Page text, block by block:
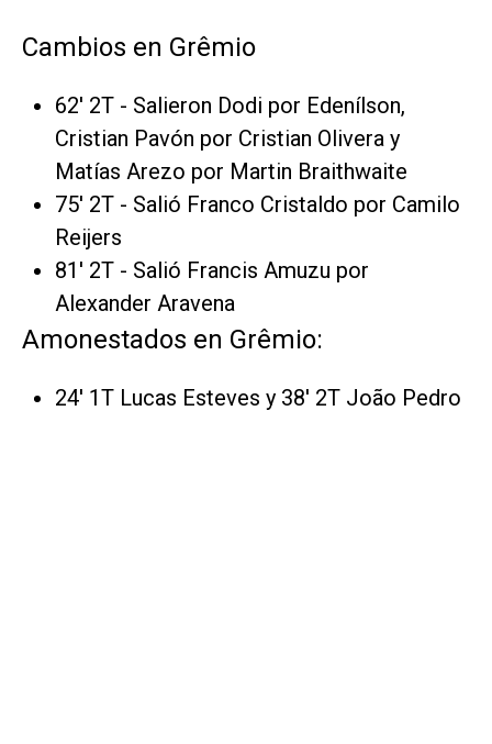
Cambios en Grêmio
62' 2T - Salieron Dodi por Edenílson,
Cristian Pavón por Cristian Olivera y
Matías Arezo por Martin Braithwaite
75' 2T - Salió Franco Cristaldo por Camilo
Reijers
81' 2T - Salió Francis Amuzu por
Alexander Aravena
Amonestados en Grêmio:
24' 1T Lucas Esteves y 38' 2T João Pedro